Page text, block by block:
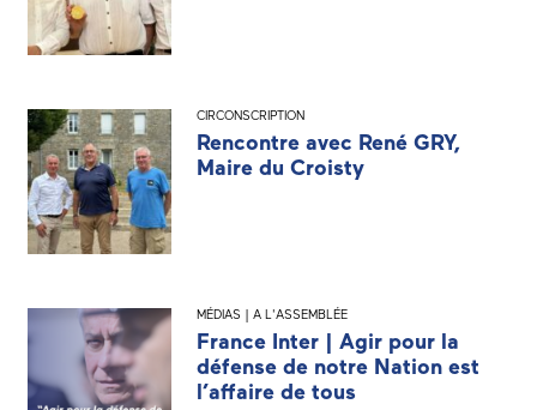
CIRCONSCRIPTION
Rencontre avec René GRY,
Maire du Croisty
MÉDIAS | A L'ASSEMBLÉE
France Inter | Agir pour la
défense de notre Nation est
l’affaire de tous